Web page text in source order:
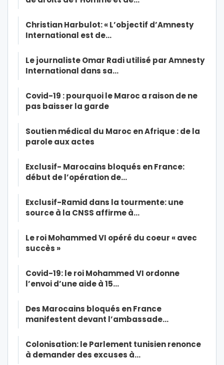
Christian Harbulot: « L’objectif d’Amnesty
International est de…
Le journaliste Omar Radi utilisé par Amnesty
International dans sa…
Covid-19 : pourquoi le Maroc a raison de ne
pas baisser la garde
Soutien médical du Maroc en Afrique : de la
parole aux actes
Exclusif- Marocains bloqués en France:
début de l’opération de…
Exclusif-Ramid dans la tourmente: une
source à la CNSS affirme à…
Le roi Mohammed VI opéré du coeur « avec
succès »
Covid-19: le roi Mohammed VI ordonne
l’envoi d’une aide à 15…
Des Marocains bloqués en France
manifestent devant l’ambassade…
Colonisation: le Parlement tunisien renonce
à demander des excuses à…